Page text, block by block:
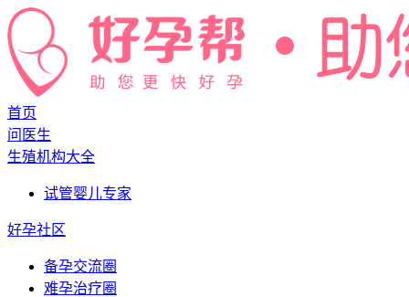
首页
问医生
生殖机构大全
试管婴儿专家
好孕社区
备孕交流圈
难孕治疗圈